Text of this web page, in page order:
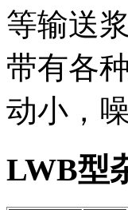
等输送
带有各
动小，
LWB型